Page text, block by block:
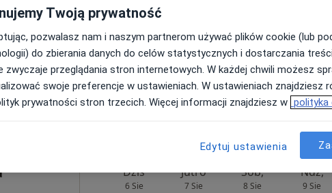
Dziś
6 Sie
Jutro
7 Sie
Sob,
8 Sie
Ndz,
9 Sie
Twoją prywatność
pozwalasz nam i naszym partnerom używać plików cookie (lub
do zbierania danych do celów statystycznych i dostarczania
zwyczaje przeglądania stron internetowych. W każdej chwili możesz
swoje preferencje w ustawieniach. W ustawieniach znajdziesz
prywatności stron trzecich. Więcej informacji znajdziesz w polityka
Edytuj ustawienia